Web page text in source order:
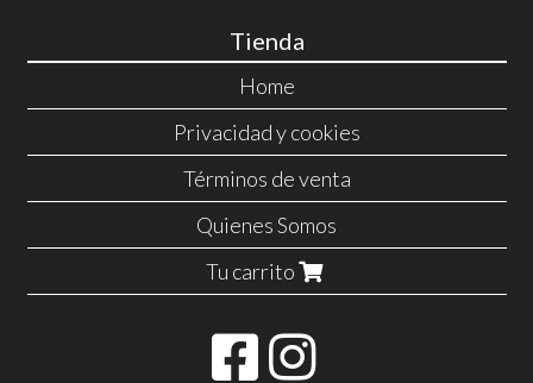
Tienda
Home
Privacidad y cookies
Términos de venta
Quienes Somos
Tu carrito